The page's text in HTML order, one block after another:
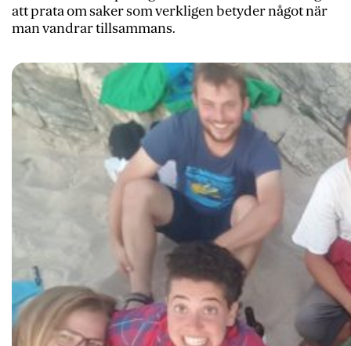
att prata om saker som verkligen betyder något när
man vandrar tillsammans.